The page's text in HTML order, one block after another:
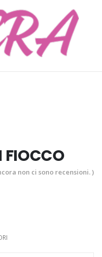
FIOCCO
non ci sono recensioni. )